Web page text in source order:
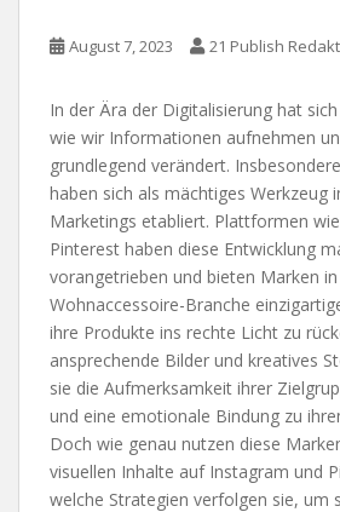
August 7, 2023 21 Publish
In der Ära der Digitalisierung hat
wie wir Informationen aufnehmen
grundlegend verändert.
haben sich als mächtiges Werkzeug
Marketings etabliert. Plattformen
Pinterest haben diese Entwicklung
vorangetrieben und bieten Marken
Wohnaccessoire-Branche
ihre Produkte ins rechte Licht zu
ansprechende Bilder und kreatives
sie die Aufmerksamkeit ihrer
und eine emotionale Bindung zu
Doch wie genau nutzen diese
visuellen Inhalte auf Instagram und
welche Strategien verfolgen sie, um